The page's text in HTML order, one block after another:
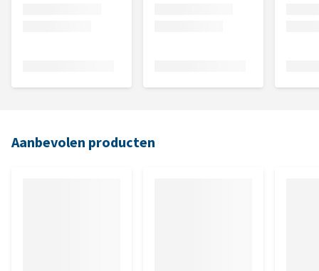
Aanbevolen producten